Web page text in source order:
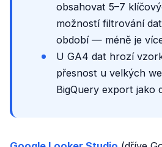
obsahovat 5–7
možností filtrování
období — méně je
U GA4 dat hrozí
přesnost u velkých
BigQuery export jako